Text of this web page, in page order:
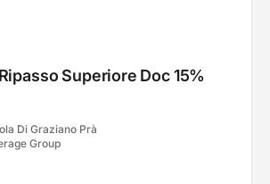
Superiore Doc 15%
Di Graziano Prà
Group